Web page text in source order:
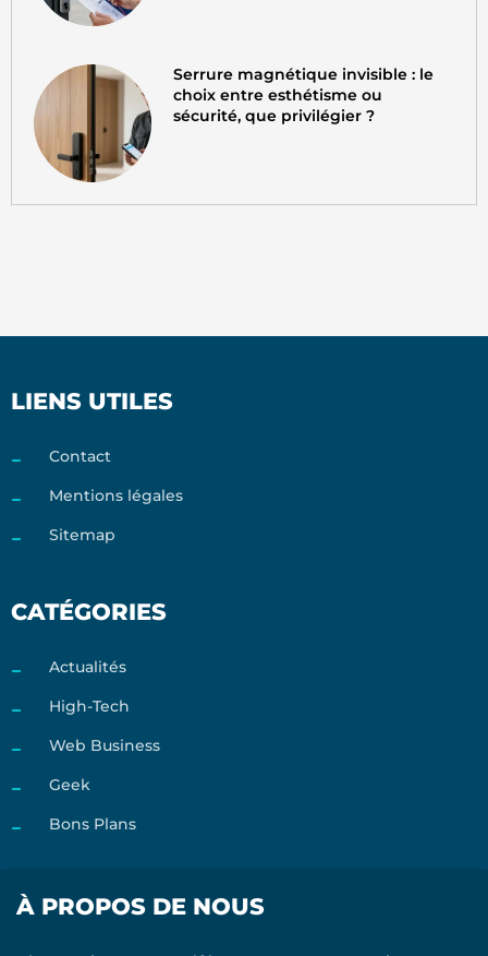
Serrure magnétique invisible : le
choix entre esthétisme ou
sécurité, que privilégier ?
LIENS UTILES
Contact
Mentions légales
Sitemap
CATÉGORIES
Actualités
High-Tech
Web Business
Geek
Bons Plans
À PROPOS DE NOUS